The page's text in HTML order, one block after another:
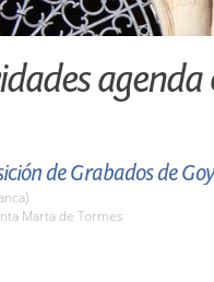
de Grabados de
Marta de Tormes